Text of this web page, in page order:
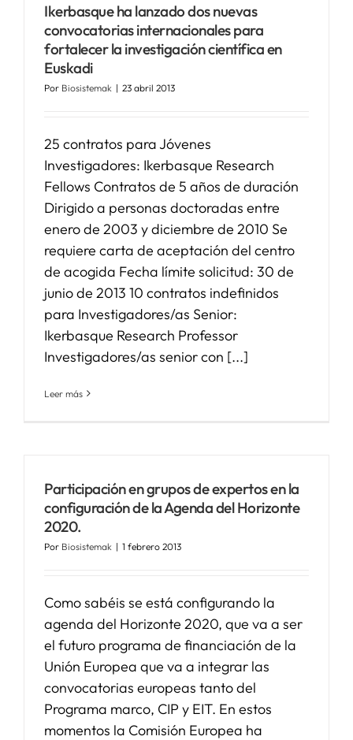
Ikerbasque ha lanzado dos nuevas
convocatorias internacionales para
fortalecer la investigación científica en
Euskadi
Por Biosistemak | 23 abril 2013
25 contratos para Jóvenes
Investigadores: Ikerbasque Research
Fellows Contratos de 5 años de duración
Dirigido a personas doctoradas entre
enero de 2003 y diciembre de 2010 Se
requiere carta de aceptación del centro
de acogida Fecha límite solicitud: 30 de
junio de 2013 10 contratos indefinidos
para Investigadores/as Senior:
Ikerbasque Research Professor
Investigadores/as senior con [...]
Leer más
Participación en grupos de expertos en la
configuración de la Agenda del Horizonte
2020.
Por Biosistemak | 1 febrero 2013
Como sabéis se está configurando la
agenda del Horizonte 2020, que va a ser
el futuro programa de financiación de la
Unión Europea que va a integrar las
convocatorias europeas tanto del
Programa marco, CIP y EIT. En estos
momentos la Comisión Europea ha